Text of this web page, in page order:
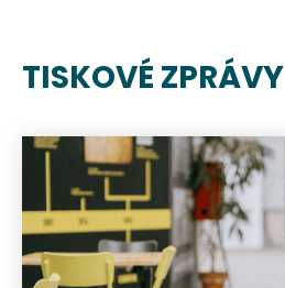
TISKOVÉ ZPRÁVY